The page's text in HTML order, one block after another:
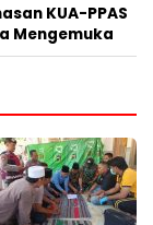
KUA-PPAS
Mengemuka